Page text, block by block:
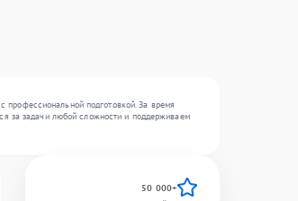
подготовкой. За время
за задачи любой сложности и поддерживаем
50 000+